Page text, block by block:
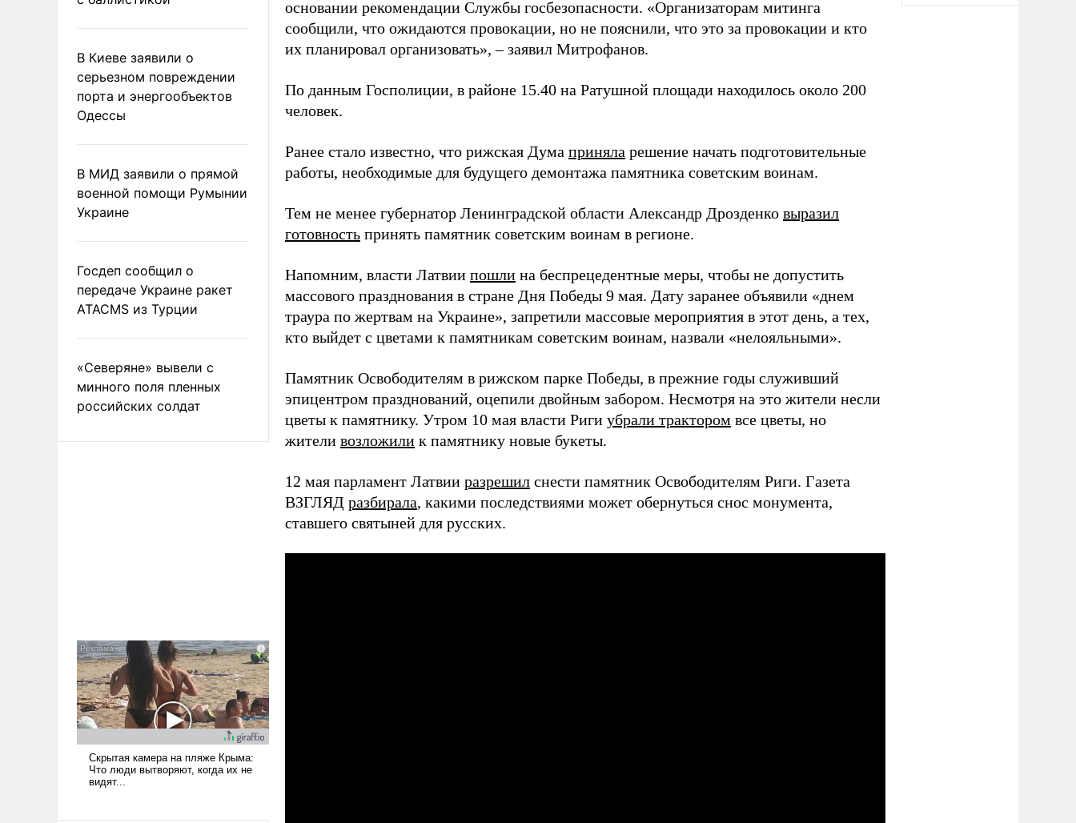
В Киеве заявили о
серьезном повреждении
порта и энергообъектов
Одессы
В МИД заявили о прямой
военной помощи Румынии
Украине
Госдеп сообщил о
передаче Украине ракет
ATACMS из Турции
«Северяне» вывели с
минного поля пленных
российских солдат
основании рекомендации Службы госбезопасности. «Организаторам митинга
сообщили, что ожидаются провокации, но не пояснили, что это за провокации и кто
их планировал организовать», – заявил Митрофанов.
По данным Госполиции, в районе 15.40 на Ратушной площади находилось около 200
человек.
Ранее стало известно, что рижская Дума приняла решение начать подготовительные
работы, необходимые для будущего демонтажа памятника советским воинам.
Тем не менее губернатор Ленинградской области Александр Дрозденко выразил
готовность принять памятник советским воинам в регионе.
Напомним, власти Латвии пошли на беспрецедентные меры, чтобы не допустить
массового празднования в стране Дня Победы 9 мая. Дату заранее объявили «днем
траура по жертвам на Украине», запретили массовые мероприятия в этот день, а тех,
кто выйдет с цветами к памятникам советским воинам, назвали «нелояльными».
Памятник Освободителям в рижском парке Победы, в прежние годы служивший
эпицентром празднований, оцепили двойным забором. Несмотря на это жители несли
цветы к памятнику. Утром 10 мая власти Риги убрали трактором все цветы, но
жители возложили к памятнику новые букеты.
12 мая парламент Латвии разрешил снести памятник Освободителям Риги. Газета
ВЗГЛЯД разбирала, какими последствиями может обернуться снос монумента,
ставшего святыней для русских.